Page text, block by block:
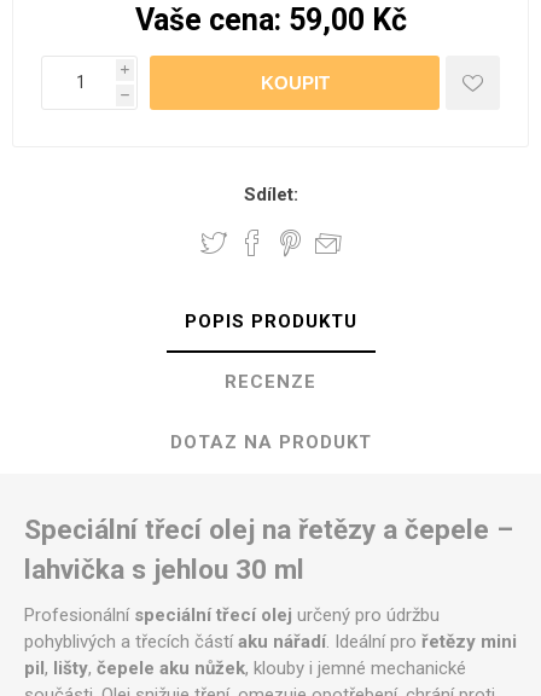
Vaše cena: 59,00 Kč
i
h
Sdílet:
POPIS PRODUKTU
RECENZE
DOTAZ NA PRODUKT
Speciální třecí olej na řetězy a čepele –
lahvička s jehlou 30 ml
Profesionální speciální třecí olej určený pro údržbu
pohyblivých a třecích částíaku nářadí. Ideální pro řetězy mini
pil, lišty, čepele aku nůžek, klouby i jemné mechanické